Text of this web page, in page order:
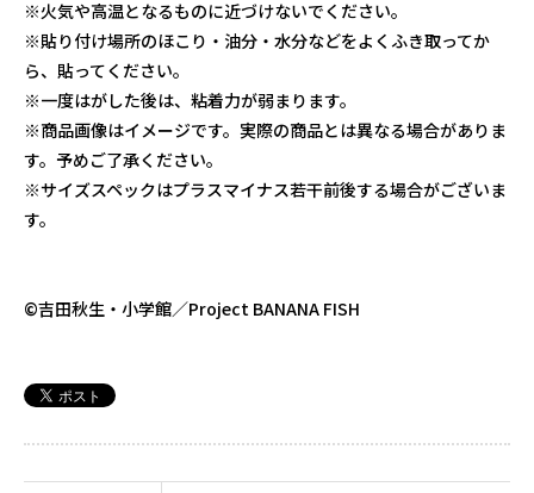
※火気や高温となるものに近づけないでください。
※貼り付け場所のほこり・油分・水分などをよくふき取ってか
ら、貼ってください。
※一度はがした後は、粘着力が弱まります。
※商品画像はイメージです。実際の商品とは異なる場合がありま
す。予めご了承ください。
※サイズスペックはプラスマイナス若干前後する場合がございま
す。
©吉田秋生・小学館／Project BANANA FISH